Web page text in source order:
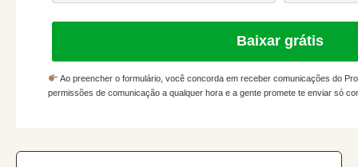
Baixar grátis
Ao preencher o formulário, você concorda em receber comunicações do
permissões de comunicação a qualquer hora e a gente promete te enviar só